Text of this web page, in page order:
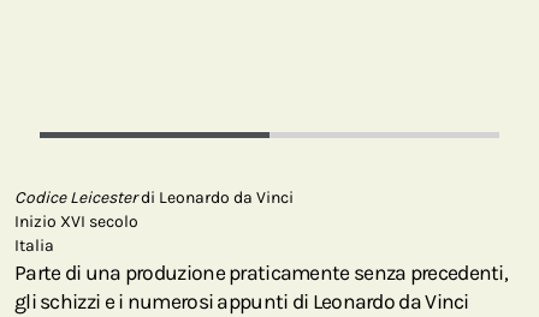
Codice Leicesterdi Leonardo da Vinci
Inizio XVI secolo
Italia
Parte di una produzione praticamente senza precedenti,
gli schizzi e i numerosi appunti di Leonardo da Vinci